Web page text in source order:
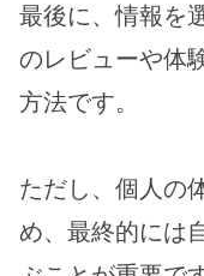
最後に、情報を
のレビューや体
方法です。
ただし、個人の
め、最終的には